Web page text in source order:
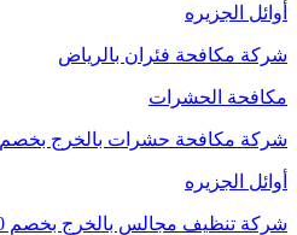
أوائل الجزيره
شركة مكافحة فئران بالرياض
مكافحة الحشرات
شركة مكافحة حشرات بالخرج بخصم 40%
أوائل الجزيره
شركة تنظيف مجالس بالخرج بخصم 30%